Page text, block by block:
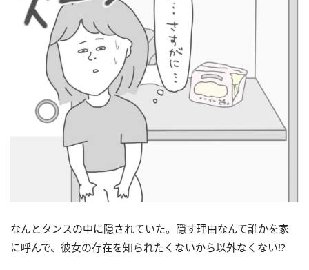
なんとタンスの中に隠されていた。隠す理由なんて誰かを家
に呼んで、彼女の存在を知られたくないから以外なくない!?